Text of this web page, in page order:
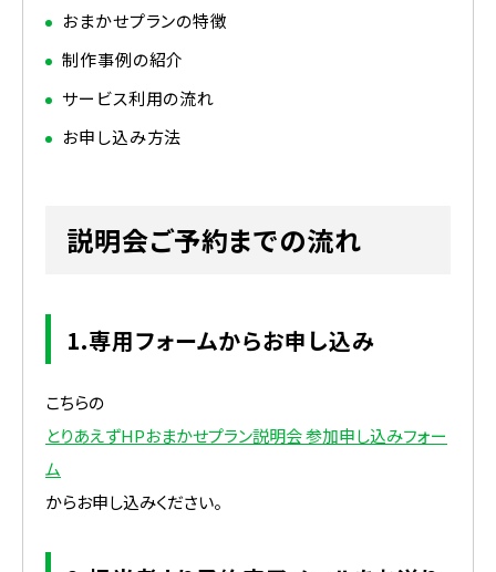
おまかせプランの特徴
制作事例の紹介
サービス利用の流れ
お申し込み方法
説明会ご予約までの流れ
1.専用フォームからお申し込み
こちらの
とりあえずHPおまかせプラン説明会 参加申し込みフォー
ム
からお申し込みください。